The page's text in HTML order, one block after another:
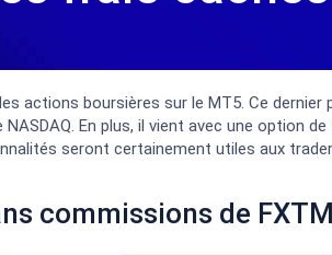
actions boursières sur le MT5. Ce
En plus, il vient avec une option de
seront certainement utiles aux
commissions de